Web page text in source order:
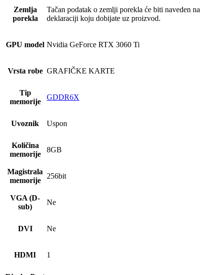
Zemlja
porekla
Tačan podatak o zemlji porekla će biti naveden na
deklaraciji koju dobijate uz proizvod.
GPU model Nvidia GeForce RTX 3060 Ti
Vrsta robe GRAFIČKE KARTE
Tip
memorije
GDDR6X
Uvoznik Uspon
Količina
memorije
8GB
Magistrala
memorije
256bit
VGA (D-
sub)
Ne
DVI Ne
HDMI 1